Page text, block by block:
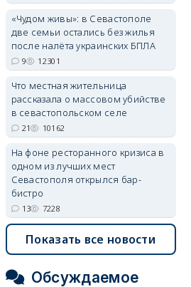
туризм
Двух москвичей на
сапбордах унесло от берега
Крыма на километр в море
Спасатели благополучно
вернули туристов обратно на
сушу.
29/07/2026 17:03 6380
«Чудом живы»: в Севастополе
две семьи остались без жилья
после налёта украинских БПЛА
9 12301
Что местная жительница
рассказала о массовом убийстве
в севастопольском селе
21 10162
На фоне ресторанного кризиса в
одном из лучших мест
Севастополя открылся бар-
бистро
13 7228
Показать все новости
Обсуждаемое